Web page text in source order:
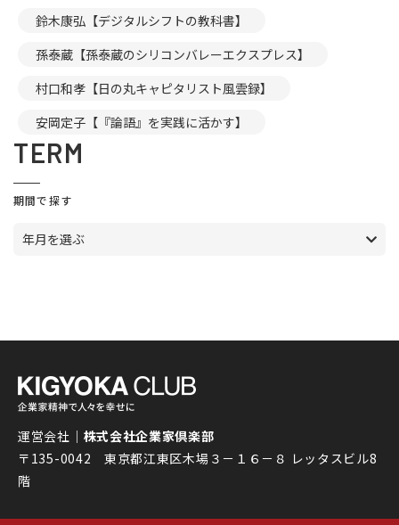
鈴木康弘【デジタルシフトの教科書】
孫泰蔵【孫泰蔵のシリコンバレーエクスプレス】
村口和孝【日の丸キャピタリスト風雲録】
安岡定子【『論語』を実践に活かす】
TERM
期間で探す
年月を選ぶ
運営会社｜ 株式会社企業家倶楽部
〒135-0042 東京都江東区木場３－１６－８ レッタスビル8
階